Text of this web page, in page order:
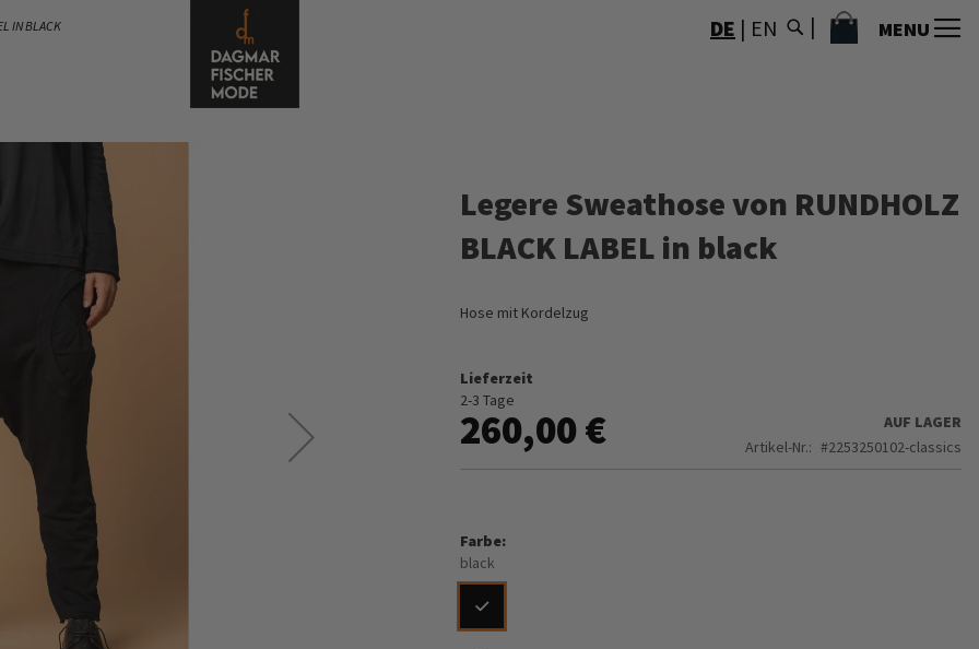
IN BLACK DE | EN MENU
MEIN WARENKORB
Legere Sweathose von RUNDHOLZ
BLACK LABEL in black
Hose mit Kordelzug
Lieferzeit
2-3 Tage
260,00 €
AUF LAGER
Artikel-Nr.
2253250102-classics
Farbe
black